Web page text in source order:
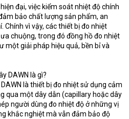
đại, việc kiểm soát nhiệt độ chính
bảo chất lượng sản phẩm, an
Chính vì vậy, các thiết bị đo nhiệt
chuộng, trong đó đồng hồ đo nhiệt
một giải pháp hiệu quả, bền bỉ và
DAWN là gì?
DAWN là thiết bị đo nhiệt sử dụng cảm
qua một dây dẫn (capillary hoặc dây
người dùng đo nhiệt độ ở những vị
khắc nghiệt mà vẫn đảm bảo độ